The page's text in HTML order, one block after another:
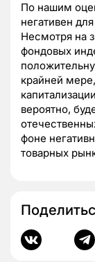
По нашим
негативен
Несмотря на
фондовых
крайней
вероятно,
фоне
товарных